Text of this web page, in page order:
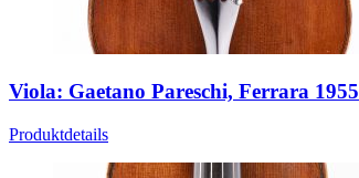
Viola: Gaetano Pareschi, Ferrara 1955
Produktdetails